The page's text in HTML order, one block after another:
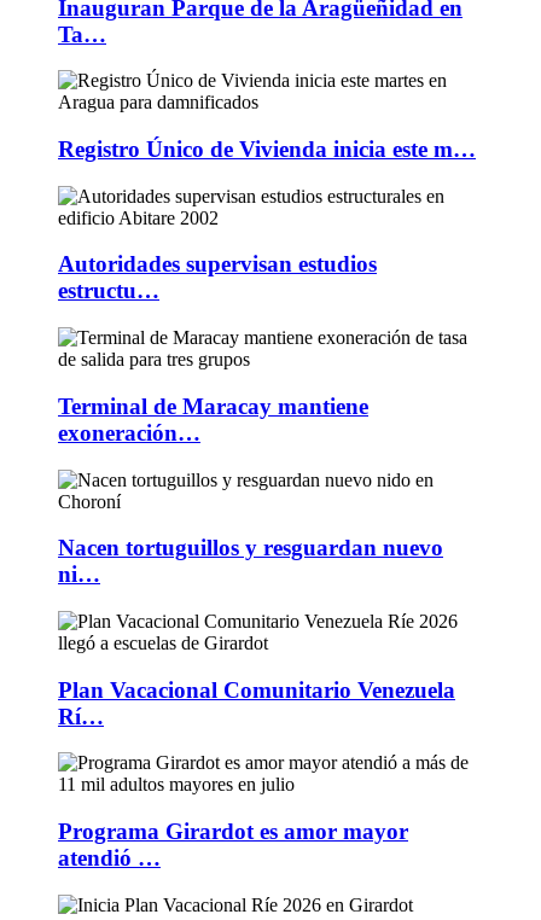
Inauguran Parque de la Aragüeñidad en
Ta…
Registro Único de Vivienda inicia este m…
Autoridades supervisan estudios
estructu…
Terminal de Maracay mantiene
exoneración…
Nacen tortuguillos y resguardan nuevo
ni…
Plan Vacacional Comunitario Venezuela
Rí…
Programa Girardot es amor mayor
atendió …